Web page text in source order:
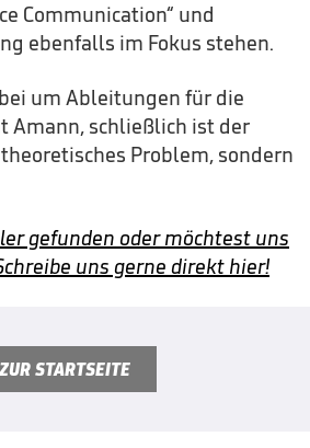
Communication“ und
ebenfalls im Fokus stehen.
um Ableitungen für die
Amann, schließlich ist der
Problem, sondern
gefunden oder möchtest uns
uns gerne direkt hier!
ZUR STARTSEITE